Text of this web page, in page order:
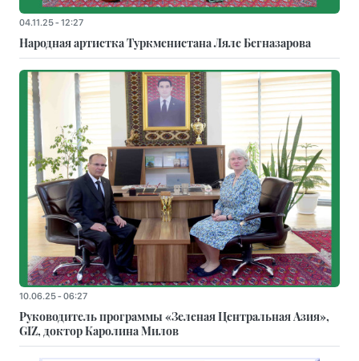
04.11.25 - 12:27
Народная артистка Туркменистана Ляле Бегназарова
10.06.25 - 06:27
Руководитель программы «Зеленая Центральная Азия»,
GIZ, доктор Каролина Милов